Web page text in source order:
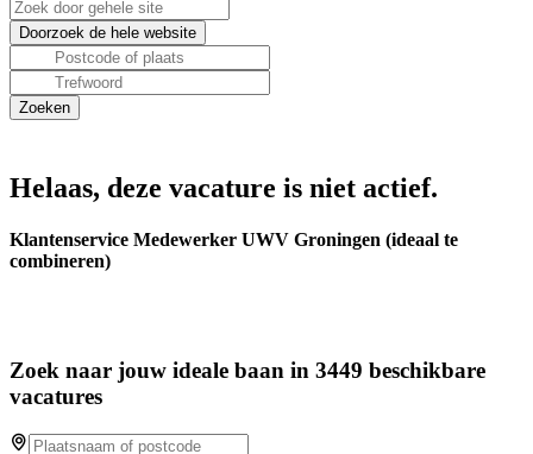
Helaas, deze vacature is niet actief.
Klantenservice Medewerker UWV Groningen (ideaal te
combineren)
Zoek naar jouw ideale baan in 3449 beschikbare
vacatures